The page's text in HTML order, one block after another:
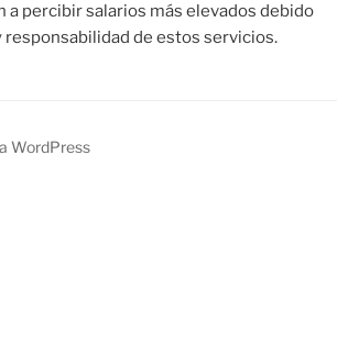
a percibir salarios más elevados debido
responsabilidad de estos servicios.
WordPress